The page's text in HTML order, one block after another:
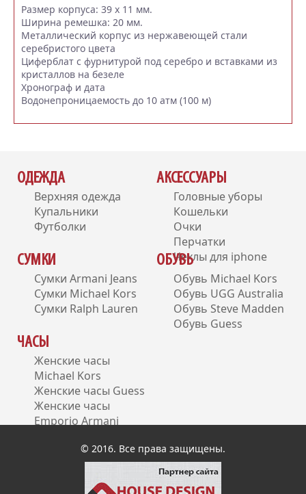
Размер корпуса: 39 x 11 мм.
Ширина ремешка: 20 мм.
Металлический корпус из нержавеющей стали
серебристого цвета
Циферблат с фурнитурой под серебро и вставками из
кристаллов на безеле
Хронограф и дата
Водонепроницаемость до 10 атм (100 м)
Отзывы (0)
ОДЕЖДА
Верхняя одежда
Купальники
Футболки
АКСЕССУАРЫ
Головные уборы
Кошельки
Очки
Перчатки
Чехлы для iphone
СУМКИ
Сумки Armani Jeans
Сумки Michael Kors
Сумки Ralph Lauren
ОБУВЬ
Обувь Michael Kors
Обувь UGG Australia
Обувь Steve Madden
Обувь Guess
ЧАСЫ
Женские часы
Michael Kors
Женские часы Guess
Женские часы
Emporio Armani
© 2016. Все права защищены.